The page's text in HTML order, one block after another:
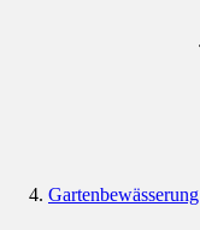
Gartenbewässerung